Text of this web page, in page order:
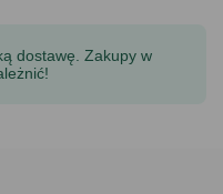
dostawę. Zakupy w